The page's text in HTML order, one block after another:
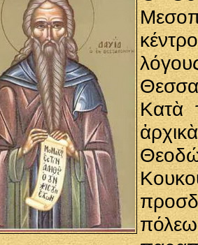
Κατὰ